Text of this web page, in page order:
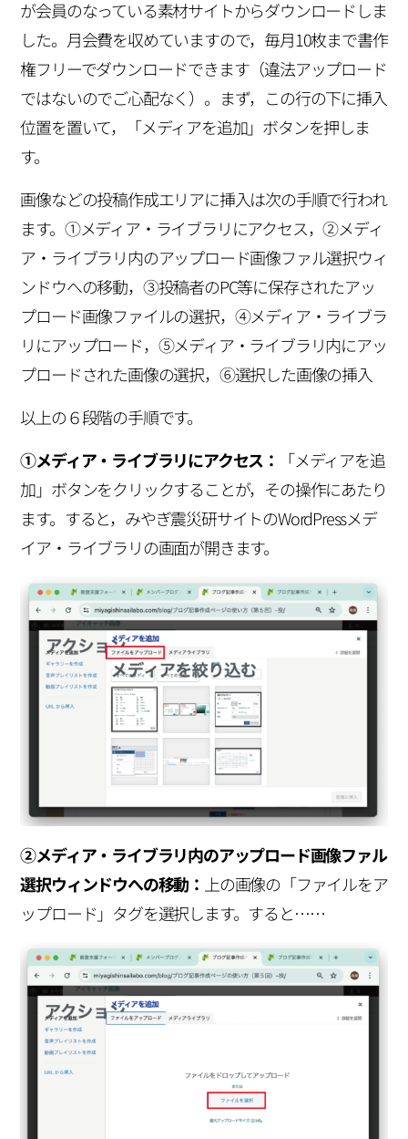
が会員のなっている素材サイトからダウンロードしま
した。月会費を収めていますので，毎月10枚まで書作
権フリーでダウンロードできます（違法アップロード
ではないのでご心配なく）。まず，この行の下に挿入
位置を置いて，「メディアを追加」ボタンを押しま
す。
画像などの投稿作成エリアに挿入は次の手順で行われ
ます。①メディア・ライブラリにアクセス，②メディ
ア・ライブラリ内のアップロード画像ファル選択ウィ
ンドウへの移動，③投稿者のPC等に保存されたアッ
プロード画像ファイルの選択，④メディア・ライブラ
リにアップロード，⑤メディア・ライブラリ内にアッ
プロードされた画像の選択，⑥選択した画像の挿入
以上の６段階の手順です。
①メディア・ライブラリにアクセス：
「メディアを追
加」ボタンをクリックすることが，その操作にあたり
ます。すると，みやぎ震災研サイトのWordPressメデ
イア・ライブラリの画面が開きます。
②メディア・ライブラリ内のアップロード画像ファル
選択ウィンドウへの移動： 上の画像の「ファイルをア
ップロード」タグを選択します。すると……